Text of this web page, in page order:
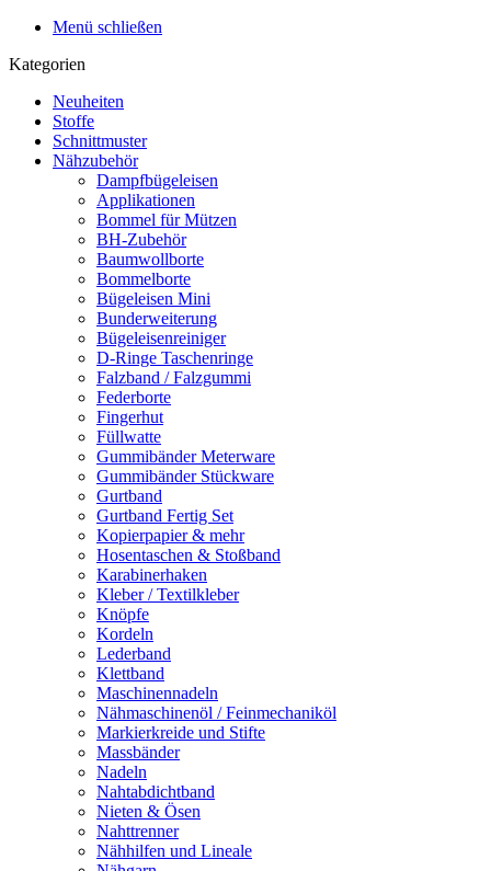
Menü schließen
Kategorien
Neuheiten
Stoffe
Schnittmuster
Nähzubehör
Dampfbügeleisen
Applikationen
Bommel für Mützen
BH-Zubehör
Baumwollborte
Bommelborte
Bügeleisen Mini
Bunderweiterung
Bügeleisenreiniger
D-Ringe Taschenringe
Falzband / Falzgummi
Federborte
Fingerhut
Füllwatte
Gummibänder Meterware
Gummibänder Stückware
Gurtband
Gurtband Fertig Set
Kopierpapier & mehr
Hosentaschen & Stoßband
Karabinerhaken
Kleber / Textilkleber
Knöpfe
Kordeln
Lederband
Klettband
Maschinennadeln
Nähmaschinenöl / Feinmechaniköl
Markierkreide und Stifte
Massbänder
Nadeln
Nahtabdichtband
Nieten & Ösen
Nahttrenner
Nähhilfen und Lineale